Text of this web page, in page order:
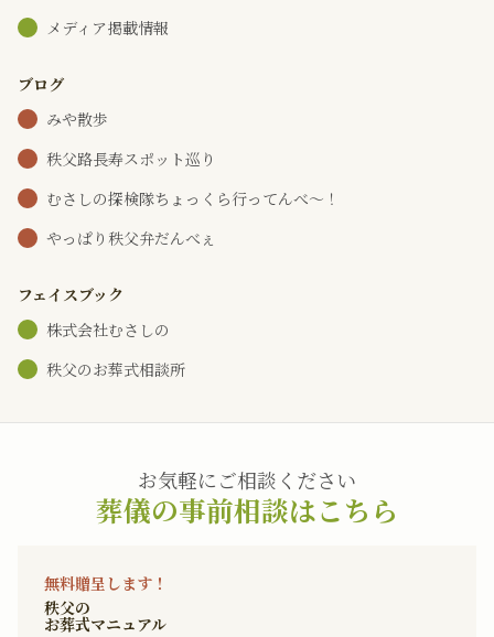
メディア掲載情報
ブログ
みや散歩
秩父路長寿スポット巡り
むさしの探検隊ちょっくら行ってんべ～！
やっぱり秩父弁だんべぇ
フェイスブック
株式会社むさしの
秩父のお葬式相談所
お気軽にご相談ください
葬儀の事前相談はこちら
無料贈呈します！
秩父の
お葬式マニュアル